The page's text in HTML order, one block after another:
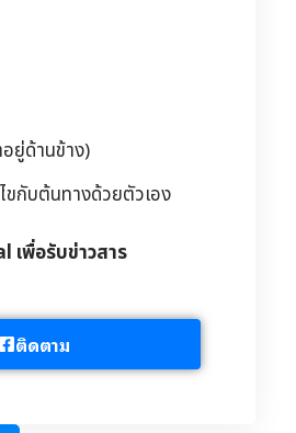
ยู่ด้านข้าง)
กับต้นทางด้วยตัวเอง
เพื่อรับข่าวสาร
ติดตาม